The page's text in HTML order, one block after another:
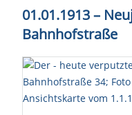
01.01.1913 –
Bahnhofstraße